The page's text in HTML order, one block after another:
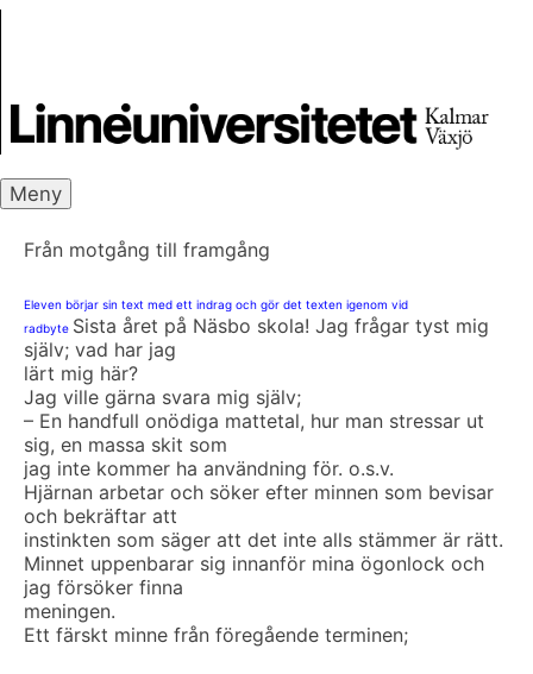
Meny
Från motgång till framgång
Eleven börjar sin text med ett indrag och gör det texten igenom vid
radbyte Sista året på Näsbo skola! Jag frågar tyst mig
själv; vad har jag
lärt mig här?
Jag ville gärna svara mig själv;
– En handfull onödiga mattetal, hur man stressar ut
sig, en massa skit som
jag inte kommer ha användning för. o.s.v.
Hjärnan arbetar och söker efter minnen som bevisar
och bekräftar att
instinkten som säger att det inte alls stämmer är rätt.
Minnet uppenbarar sig innanför mina ögonlock och
jag försöker finna
meningen.
Ett färskt minne från föregående terminen;